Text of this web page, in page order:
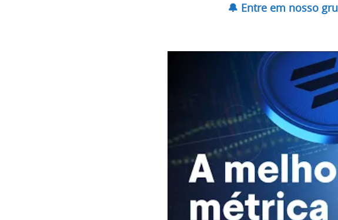
🔔 Entre em nosso